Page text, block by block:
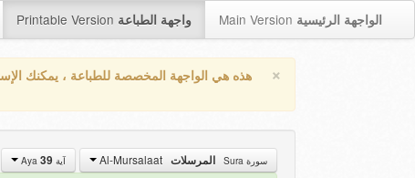
Printable Version واجهة الطباعة Main Version الواجهة الرئيسية
× هذه هي الواجهة المخصصة للطباعة ، يمكنك
سورة Sura المرسلات آية Aya 39